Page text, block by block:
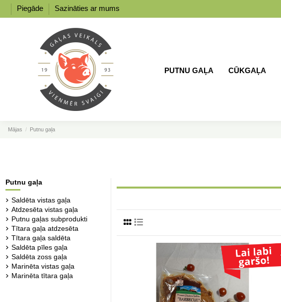
Piegāde Sazināties ar mums
PUTNU GAĻA CŪKGAĻA
Mājas Putnu gaļa
Putnu gaļa
Saldēta vistas gaļa
Atdzesēta vistas gaļa
Putnu gaļas subprodukti
Tītara gaļa atdzesēta
Tītara gaļa saldēta
Saldēta pīles gaļa
Saldēta zoss gaļa
Marinēta vistas gaļa
Marinēta tītara gaļa